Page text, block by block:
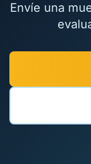
Envíe una